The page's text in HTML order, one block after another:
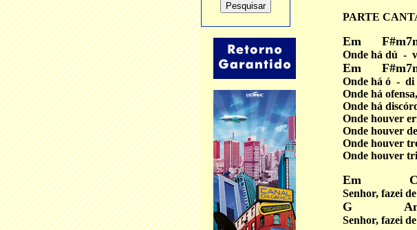
PARTE
Em
Onde há dú -
Em
Onde há ó - di
Onde há
Onde há
Onde houver
Onde houver
Onde houver
Onde houver
Em
Senhor, fazei
G
Senhor, fazei